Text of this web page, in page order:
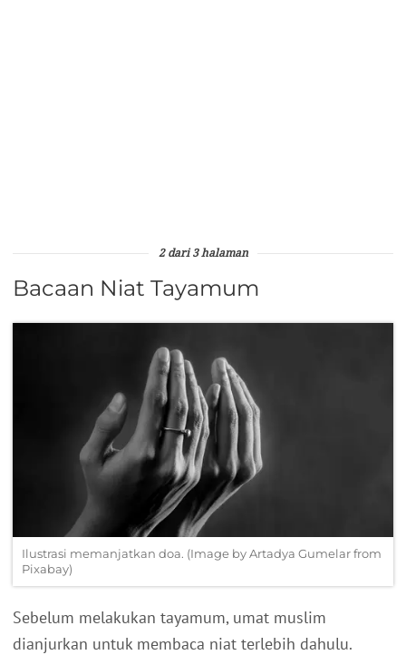
2 dari 3 halaman
Bacaan Niat Tayamum
Ilustrasi memanjatkan doa. (Image by Artadya Gumelar from
Pixabay)
Sebelum melakukan tayamum, umat muslim
dianjurkan untuk membaca niat terlebih dahulu.